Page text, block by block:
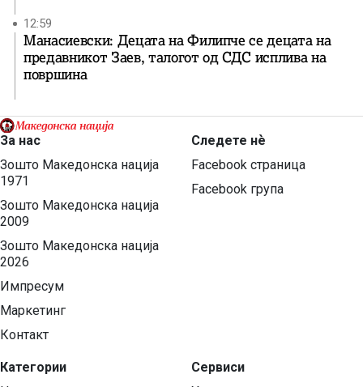
12:59
Манасиевски: Децата на Филипче се децата на
предавникот Заев, талогот од СДС исплива на
површина
За нас
Зошто Македонска нација
1971
Зошто Македонска нација
2009
Зошто Македонска нација
2026
Импресум
Маркетинг
Контакт
Категории
Следете нѐ
Facebook страница
Facebook група
Сервиси